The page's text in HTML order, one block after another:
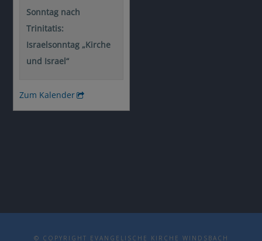
© COPYRIGHT EVANGELISCHE KIRCHE WINDSBACH